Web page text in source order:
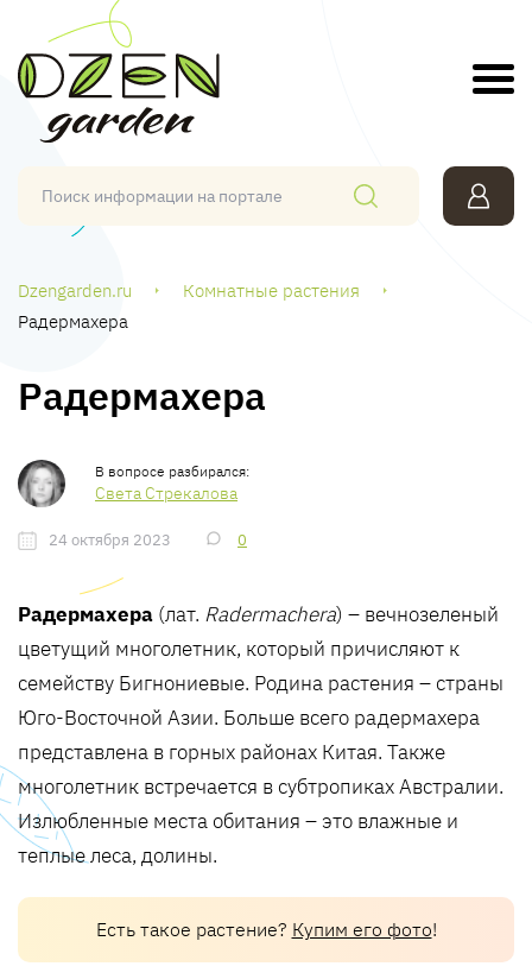
Dzengarden.ru
Комнатные растения
Радермахера
Радермахера
Света Стрекалова
24 октября 2023 0
Радермахера (лат. Radermachera) – вечнозеленый
цветущий многолетник, который причисляют к
семейству Бигнониевые. Родина растения – страны
Юго-Восточной Азии. Больше всего радермахера
представлена в горных районах Китая. Также
многолетник встречается в субтропиках Австралии.
Излюбленные места обитания – это влажные и
теплые леса, долины.
Есть такое растение? Купим его фото!